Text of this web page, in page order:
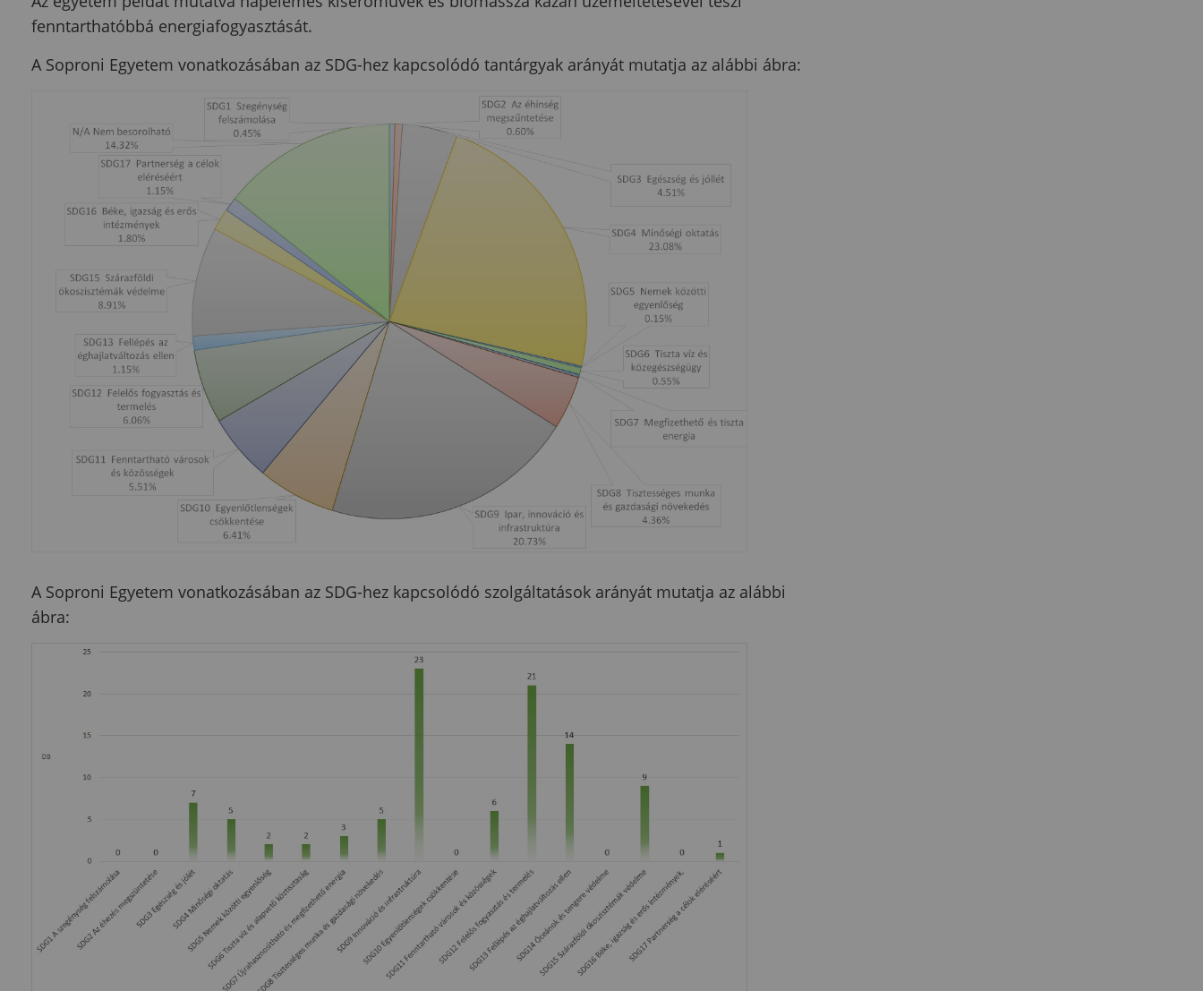
fenntarthatóbbá energiafogyasztását.
A Soproni Egyetem vonatkozásában az SDG-hez kapcsolódó tantárgyak arányát mutatja az alábbi ábra:
A Soproni Egyetem vonatkozásában az SDG-hez kapcsolódó szolgáltatások arányát mutatja az alábbi
ábra: